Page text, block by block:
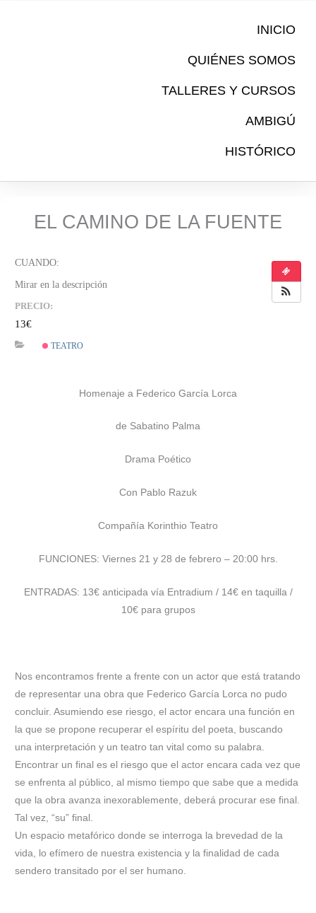
INICIO
QUIÉNES SOMOS
TALLERES Y CURSOS
AMBIGÚ
HISTÓRICO
EL CAMINO DE LA FUENTE
PRECIO:
13€
TEATRO
Homenaje a Federico García Lorca
de Sabatino Palma
Drama Poético
Con Pablo Razuk
Compañía Korinthio Teatro
FUNCIONES: Viernes 21 y 28 de febrero – 20:00 hrs.
ENTRADAS: 13€ anticipada vía Entradium / 14€ en taquilla /
10€ para grupos
Nos encontramos frente a frente con un actor que está tratando
de representar una obra que Federico García Lorca no pudo
concluir. Asumiendo ese riesgo, el actor encara una función en
la que se propone recuperar el espíritu del poeta, buscando
una interpretación y un teatro tan vital como su palabra.
Encontrar un final es el riesgo que el actor encara cada vez que
se enfrenta al público, al mismo tiempo que sabe que a medida
que la obra avanza inexorablemente, deberá procurar ese final.
Tal vez, “su” final.
Un espacio metafórico donde se interroga la brevedad de la
vida, lo efímero de nuestra existencia y la finalidad de cada
sendero transitado por el ser humano.